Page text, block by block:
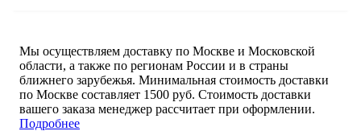
Мы осуществляем доставку по Москве и Московской
области, а также по регионам России и в страны
ближнего зарубежья. Минимальная стоимость доставки
по Москве составляет 1500 руб. Стоимость доставки
вашего заказа менеджер рассчитает при оформлении.
Подробнее